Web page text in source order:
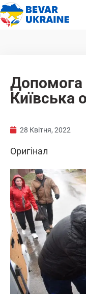
Допомога
Київська
28 Квітня, 2022
Оригінал